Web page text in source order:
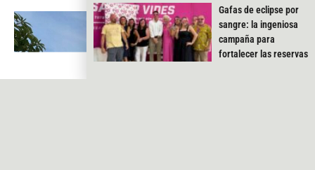
Gafas de eclipse por
sangre: la ingeniosa
campaña para
fortalecer las reservas